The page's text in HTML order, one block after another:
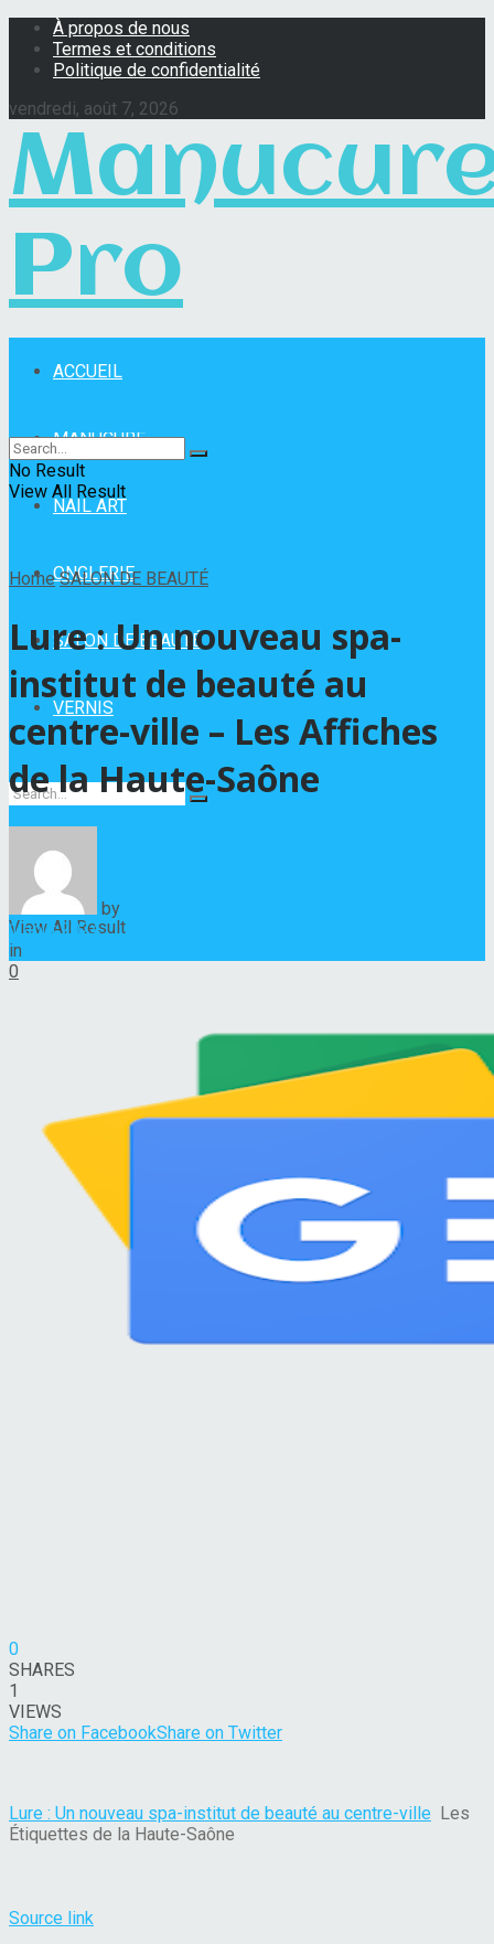
À propos de nous
Termes et conditions
Politique de confidentialité
vendredi, août 7, 2026
Pro
ACCUEIL
MANUCURE
NAIL ART
ONGLERIE
SALON DE BEAUTÉ
VERNIS
No Result
View All Result
No Result
View All Result
Home SALON DE BEAUTÉ
Lure : Un nouveau spa-
institut de beauté au
centre-ville – Les Affiches
de la Haute-Saône
by
1 août 2024
in
0
0
SHARES
1
VIEWS
Share on FacebookShare on Twitter
Lure : Un nouveau spa-institut de beauté au centre-ville Les
Étiquettes de la Haute-Saône
Source link